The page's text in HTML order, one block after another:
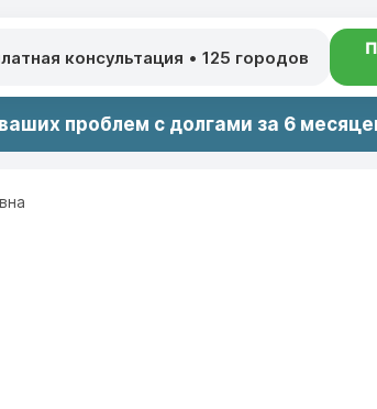
консультация • 125 городов
проблем с долгами за 6